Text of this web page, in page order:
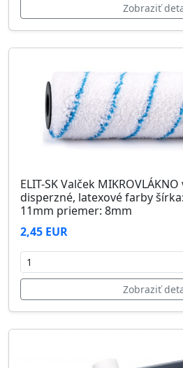
Zobraziť
ELIT-SK Valček
disperzné, latexové farby
11mm priemer: 8mm
2,45 EUR
Zobraziť